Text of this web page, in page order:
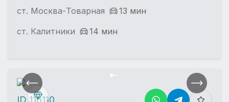
ст. Москва-Товарная
13 мин
ст. Калитники
14 мин
ID 116110